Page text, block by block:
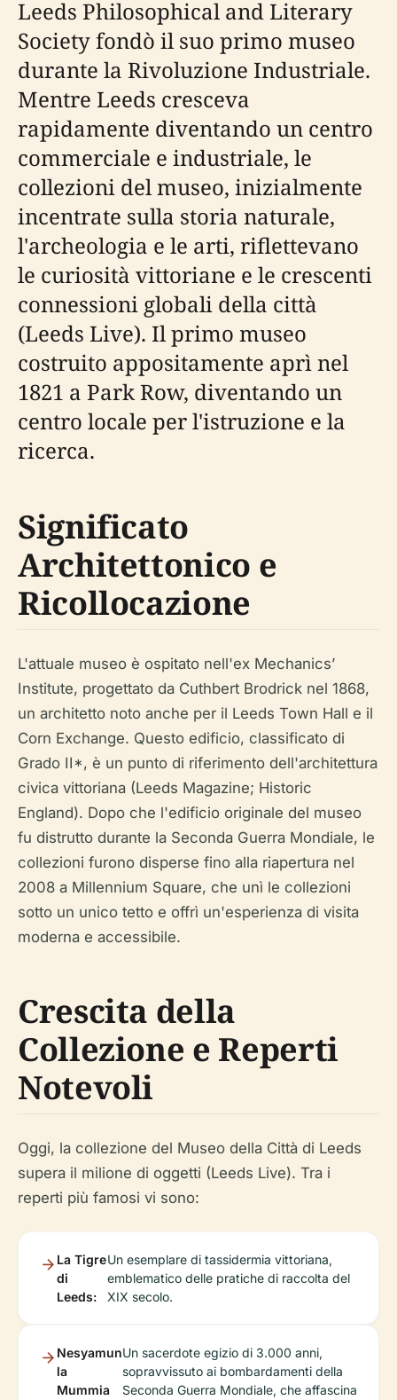
Leeds Philosophical and Literary
Society fondò il suo primo museo
durante la Rivoluzione Industriale.
Mentre Leeds cresceva
rapidamente diventando un centro
commerciale e industriale, le
collezioni del museo, inizialmente
incentrate sulla storia naturale,
l'archeologia e le arti, riflettevano
le curiosità vittoriane e le crescenti
connessioni globali della città
(Leeds Live). Il primo museo
costruito appositamente aprì nel
1821 a Park Row, diventando un
centro locale per l'istruzione e la
ricerca.
Significato
Architettonico e
Ricollocazione
L'attuale museo è ospitato nell'ex Mechanics’
Institute, progettato da Cuthbert Brodrick nel 1868,
un architetto noto anche per il Leeds Town Hall e il
Corn Exchange. Questo edificio, classificato di
Grado II*, è un punto di riferimento dell'architettura
civica vittoriana (Leeds Magazine; Historic
England). Dopo che l'edificio originale del museo
fu distrutto durante la Seconda Guerra Mondiale, le
collezioni furono disperse fino alla riapertura nel
2008 a Millennium Square, che unì le collezioni
sotto un unico tetto e offrì un'esperienza di visita
moderna e accessibile.
Crescita della
Collezione e Reperti
Notevoli
Oggi, la collezione del Museo della Città di Leeds
supera il milione di oggetti (Leeds Live). Tra i
reperti più famosi vi sono:
La Tigre
di
Leeds:
Un esemplare di tassidermia vittoriana,
emblematico delle pratiche di raccolta del
XIX secolo.
Nesyamun
la
Mummia
Un sacerdote egizio di 3.000 anni,
sopravvissuto ai bombardamenti della
Seconda Guerra Mondiale, che affascina